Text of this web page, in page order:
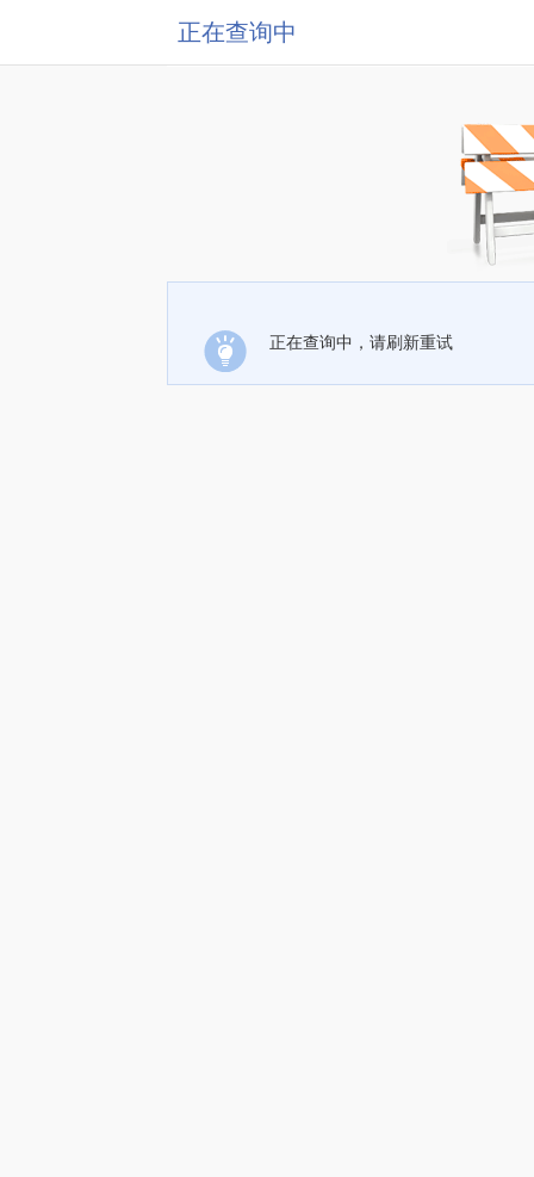
正在查询中
正在查询中，请刷新重试